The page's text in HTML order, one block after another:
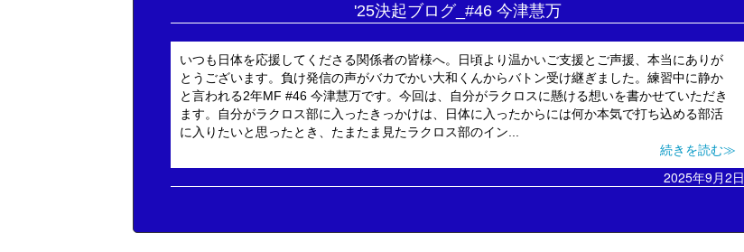
'25決起ブログ_#46 今津慧万
いつも日体を応援してくださる関係者の皆様へ。日頃より温かいご支援とご声援、本当にありが
とうございます。負け発信の声がバカでかい大和くんからバトン受け継ぎました。練習中に静か
と言われる2年MF #46 今津慧万です。今回は、自分がラクロスに懸ける想いを書かせていただき
ます。自分がラクロス部に入ったきっかけは、日体に入ったからには何か本気で打ち込める部活
に入りたいと思ったとき、たまたま見たラクロス部のイン...
続きを読む≫
2025年9月2日